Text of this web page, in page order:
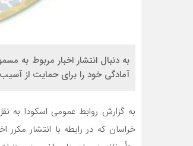
به دنبال انتشار اخبار مربوط به
آمادگی خود را برای حمایت از
به گزارش روابط عمومی اسکودا به